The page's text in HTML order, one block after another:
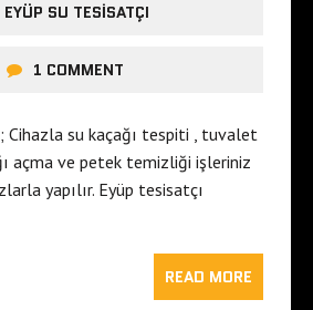
EYÜP SU TESISATÇI
1 COMMENT
Cihazla su kaçağı tespiti , tuvalet
açma ve petek temizliği işleriniz
yapılır. Eyüp tesisatçı
READ MORE